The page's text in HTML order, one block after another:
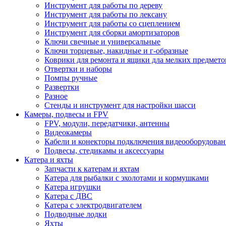
Инструмент для работы по дереву
Инструмент для работы по лексану
Инструмент для работы со сцеплением
Инструмент для сборки амортизаторов
Ключи свечные и универсальные
Ключи торцевые, накидные и г-образные
Коврики для ремонта и ящики дла мелких
Отвертки и наборы
Помпы ручные
Развертки
Разное
Стенды и инструмент для настройки шасси
Камеры, подвесы и FPV
FPV, модули, передатчики, антенны
Видеокамеры
Кабели и конекторы подключения
Подвесы, стедикамы и аксессуары
Катера и яхты
Запчасти к катерам и яхтам
Катера для рыбалки с эхолотами и кормушками
Катера игрушки
Катера с ДВС
Катера с электродвигателем
Подводные лодки
Яхты